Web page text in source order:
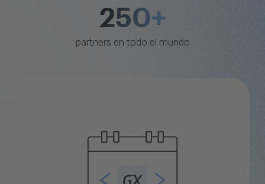
250+
partners en todo el mundo